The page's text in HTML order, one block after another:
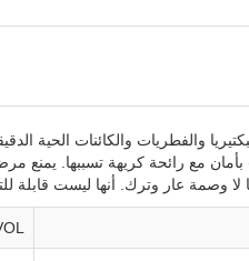
والفطريات والكائنات الحية
بأمان مع رائحة كريهة تسببها.
لا وصمة عار وترك. أنها ليست قابلة